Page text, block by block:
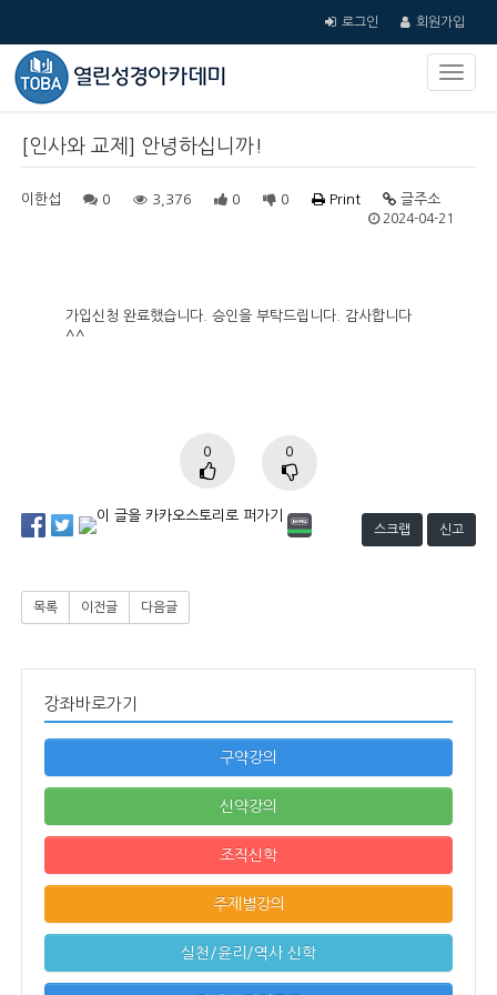
로그인 회원가입
[인사와 교제] 안녕하십니까!
이한섭 0 3,376 0 0 Print 글주소
2024-04-21
가입신청 완료했습니다. 승인을 부탁드립니다. 감사합니다
^^
0 0
스크랩 신고
목록 이전글 다음글
강좌바로가기
구약강의
신약강의
조직신학
주제별강의
실천/윤리/역사 신학